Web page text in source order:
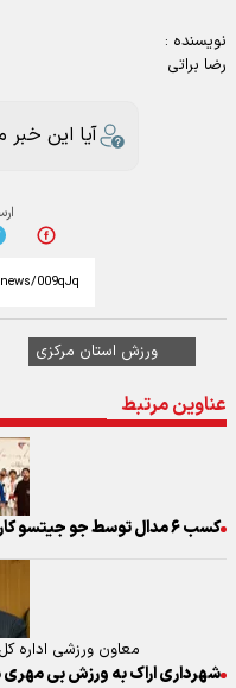
نویسنده :
رضا براتی
آیا این خبر
ورزش استان مرکزی
عناوین مرتبط
کسب ۶ مدال توسط جو جیتسو کاران مرکزی در رقابت‌های قهرمانی کشور
معاون ورزشی اداره
شهرداری اراک به ورزش بی